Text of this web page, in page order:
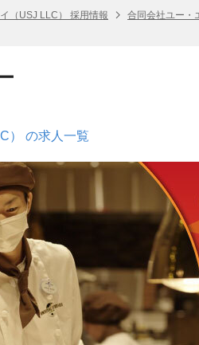
（USJ LLC） 採用情報 合同会社ユー・
） の求人一覧